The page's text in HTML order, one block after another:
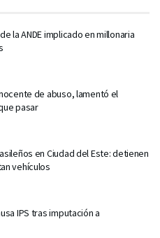
la ANDE implicado en millonaria
de abuso, lamentó el
pasar
en Ciudad del Este: detienen
vehículos
IPS tras imputación a